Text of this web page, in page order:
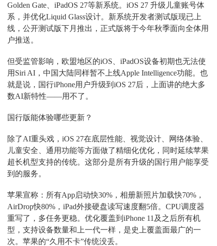
Golden Gate、iPadOS 27等新系统。iOS 27 升级儿童账号体
系，并优化Liquid Glass设计。新系统开发者测试版现已上
线，公开测试版下月推出，正式版将于今年秋季面向全体用
户推送。
但受监管影响，欧盟地区的iOS、iPadOS设备初期也无法使
用Siri AI，中国大陆同样暂不上线Apple Intelligence功能。也
就是说，国行iPhone用户升级到iOS 27后，上面讲的绝大多
数AI新特性——用不了。
国行版能体验哪些更新？
除了AI重头戏，iOS 27在底层性能、视觉设计、网络体验、
儿童安全、通用功能等方面做了精细化优化，同时延续苹果
超长机型支持的传统。这部分是所有升级的国行用户能享受
到的服务。
苹果宣称：所有App启动快30%，相册新照片加载快70%，
AirDrop快80%，iPad外接硬盘读写速度翻5倍。CPU调度器
重写了，多任务更稳。优化覆盖到iPhone 11及之后所有机
型，支持设备数量和上一代一样，是史上覆盖面最广的一
次。苹果的“久用不卡”传统没丢。